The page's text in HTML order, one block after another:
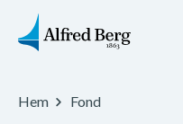
Hem Fond